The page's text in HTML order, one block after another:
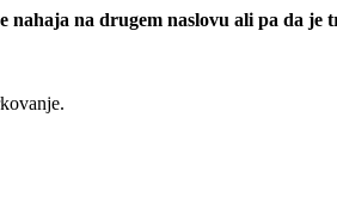
na drugem naslovu ali pa da je